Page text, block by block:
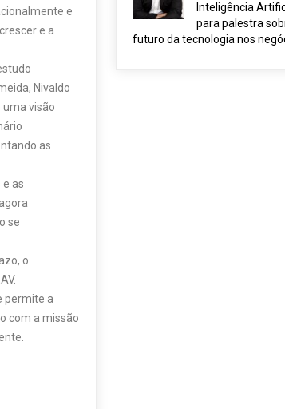
e
e a
Nivaldo
uma visão
as
as
se
o
permite a
com a missão
Inteligência
para palestra
futuro da tecnologia nos